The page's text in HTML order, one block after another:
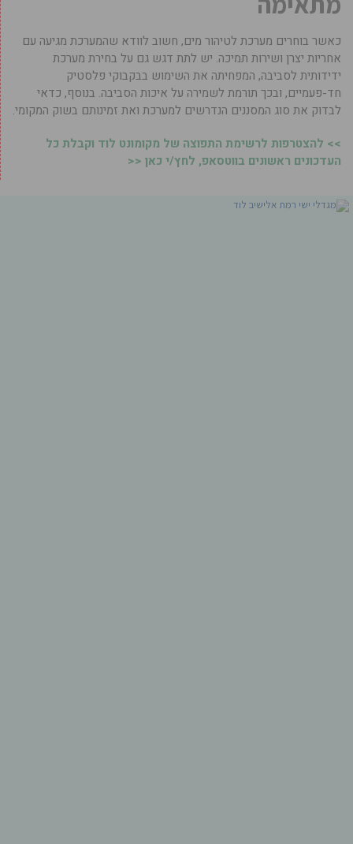
כאשר בוחרים מערכת לטיהור מים, חשוב לוודא שהמערכת מגיעה עם
אחריות יצרן ושירות תמיכה. יש לתת דגש גם על בחירת מערכת
ידידותית לסביבה, המפחיתה את השימוש בבקבוקי פלסטיק
חד-פעמיים, ובכך תורמת לשמירה על איכות הסביבה. בנוסף, כדאי
לבדוק את סוג המסננים הנדרשים למערכת ואת זמינותם בשוק המקומי.
>> להצטרפות לרשימת התפוצה של מקומונט לוד וקבלת כל
העדכונים ראשונים בווטסאפ, לחץ/י כאן <<